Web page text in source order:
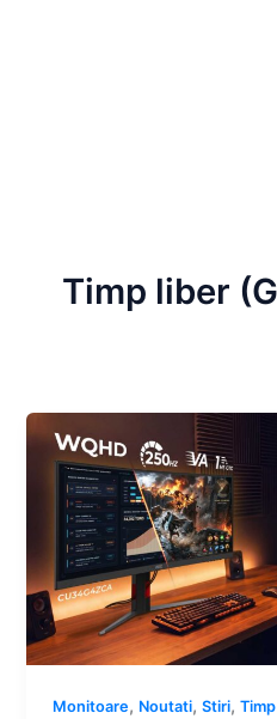
Timp liber
Monitoare, Noutati,Stiri,